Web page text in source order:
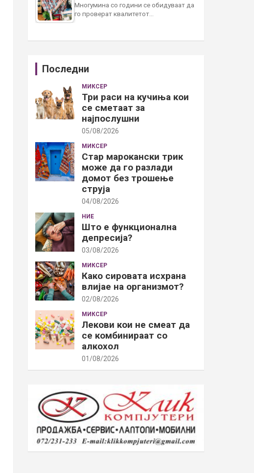
Многумина со години се обидуваат да
го проверат квалитетот…
Последни
МИКСЕР
Три раси на кучиња кои
се сметаат за
најпослушни
05/08/2026
МИКСЕР
Стар марокански трик
може да го разлади
домот без трошење
струја
04/08/2026
НИЕ
Што е функционална
депресија?
03/08/2026
МИКСЕР
Како сировата исхрана
влијае на организмот?
02/08/2026
МИКСЕР
Лекови кои не смеат да
се комбинираат со
алкохол
01/08/2026